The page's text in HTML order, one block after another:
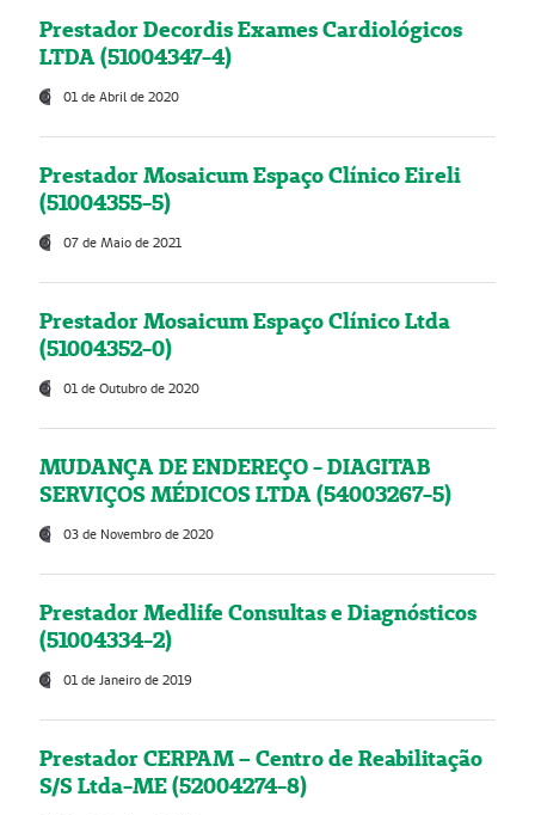
Prestador Decordis Exames Cardiológicos
LTDA (51004347-4)
01 de Abril de 2020
Prestador Mosaicum Espaço Clínico Eireli
(51004355-5)
07 de Maio de 2021
Prestador Mosaicum Espaço Clínico Ltda
(51004352-0)
01 de Outubro de 2020
MUDANÇA DE ENDEREÇO - DIAGITAB
SERVIÇOS MÉDICOS LTDA (54003267-5)
03 de Novembro de 2020
Prestador Medlife Consultas e Diagnósticos
(51004334-2)
01 de Janeiro de 2019
Prestador CERPAM – Centro de Reabilitação
S/S Ltda-ME (52004274-8)